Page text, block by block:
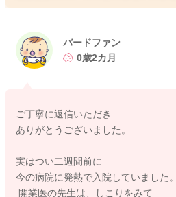
す。
医師より、「分からないから大学へ
あるいはそれ以外の疾患の鑑別も必
へ紹介したのだと思います。
に、「調べてもらいましょう」とだ
は、疾患名を明言しない方もいます。
バードファン
0歳2カ月
ご丁寧に返信いただき
ありがとうございました。
実はつい二週間前に
今の病院に発熱で入院していました。
開業医の先生は、しこりをみて